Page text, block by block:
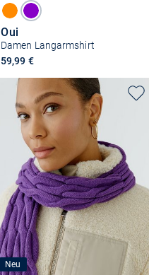
Oui
Damen Langarmshirt
59,99 €
Neu